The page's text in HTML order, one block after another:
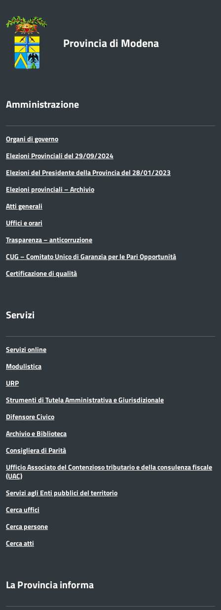
Formazione
Lavori pubblici e acquisto di beni e
servizi
Lavoro
Media e comunicazione
Partecipazioni Societarie
Personale
Scuola
Terremoto
Provincia di Modena
Amministrazione
Organi di governo
Elezioni Provinciali del 29/09/2024
Elezioni del Presidente della Provincia del 28/01/2023
Elezioni provinciali – Archivio
Atti generali
Uffici e orari
Trasparenza – anticorruzione
CUG – Comitato Unico di Garanzia per le Pari Opportunità
Certificazione di qualità
Servizi
Servizi online
Modulistica
URP
Strumenti di Tutela Amministrativa e Giurisdizionale
Difensore Civico
Archivio e Biblioteca
Consigliera di Parità
Ufficio Associato del Contenzioso tributario e della consulenza fiscale
(UAC)
Servizi agli Enti pubblici del territorio
Cerca uffici
Cerca persone
Cerca atti
La Provincia informa